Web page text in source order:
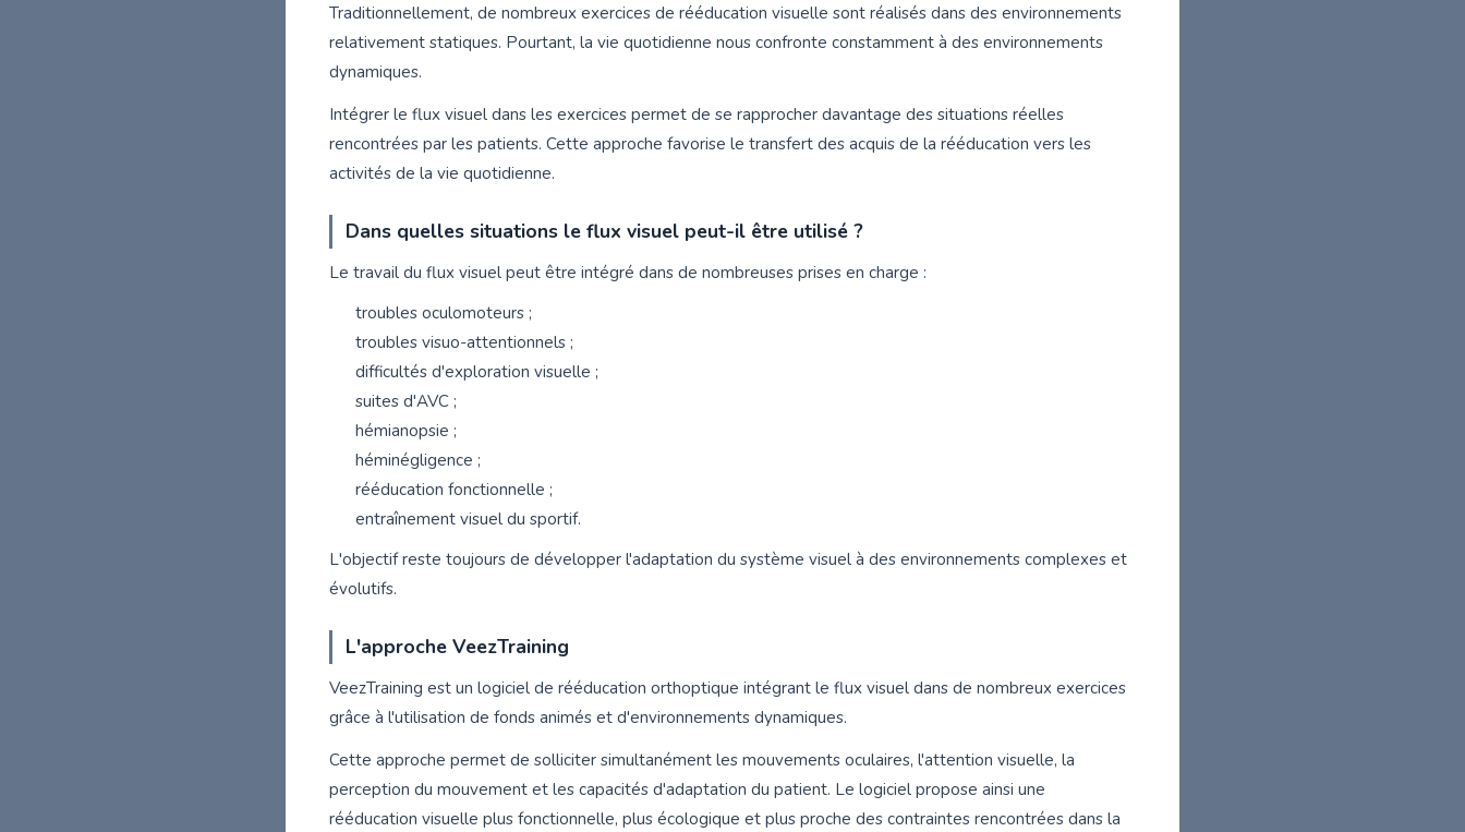
Traditionnellement, de nombreux exercices de rééducation visuelle sont réalisés dans des environnements
relativement statiques. Pourtant, la vie quotidienne nous confronte constamment à des environnements
dynamiques.
Intégrer le flux visuel dans les exercices permet de se rapprocher davantage des situations réelles
rencontrées par les patients. Cette approche favorise le transfert des acquis de la rééducation vers les
activités de la vie quotidienne.
Dans quelles situations le flux visuel peut-il être utilisé ?
Le travail du flux visuel peut être intégré dans de nombreuses prises en charge :
troubles oculomoteurs ;
troubles visuo-attentionnels ;
difficultés d'exploration visuelle ;
suites d'AVC ;
hémianopsie ;
héminégligence ;
rééducation fonctionnelle ;
entraînement visuel du sportif.
L'objectif reste toujours de développer l'adaptation du système visuel à des environnements complexes et
évolutifs.
L'approche VeezTraining
VeezTraining est un logiciel de rééducation orthoptique intégrant le flux visuel dans de nombreux exercices
grâce à l'utilisation de fonds animés et d'environnements dynamiques.
Cette approche permet de solliciter simultanément les mouvements oculaires, l'attention visuelle, la
perception du mouvement et les capacités d'adaptation du patient. Le logiciel propose ainsi une
rééducation visuelle plus fonctionnelle, plus écologique et plus proche des contraintes rencontrées dans la